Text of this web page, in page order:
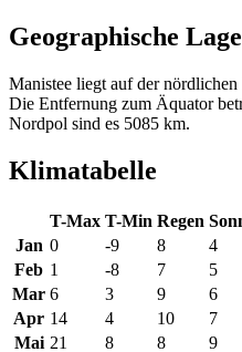
Geographische Lage
Manistee liegt auf der
Die Entfernung zum Äquator
Nordpol sind es 5085 km.
Klimatabelle
T-Max T-Min Regen
Jan 0 -9 8
4
Feb 1 -8 7
5
Mar 6 3 9
6
Apr 14 4 10
7
Mai 21 8 8 9